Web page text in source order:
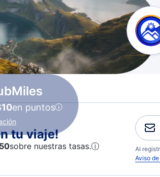
en puntos
tu viaje!
50sobre nuestras tasas.ⓘ
Al
Aviso